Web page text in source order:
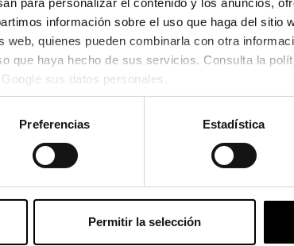
información sobre el uso que haga del sitio
web, quienes pueden combinarla con otra
sus datos personales.
Preferencias Estadística
Permitir la selección